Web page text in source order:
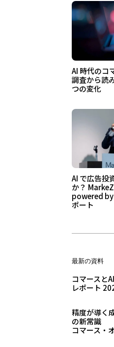
AI 時代のコ
調査から読
つの変化
AI で広告投
か？
powered
ポート
最新の資料
コマースと
レポート
精度が導く
の新常識
コマース・